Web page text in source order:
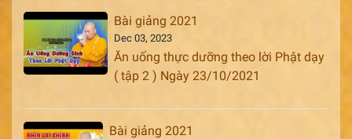
Bài giảng 2021
Dec 03, 2023
Ăn uống thực dưỡng theo lời Phật dạy
( tập 2 ) Ngày 23/10/2021
Bài giảng 2021